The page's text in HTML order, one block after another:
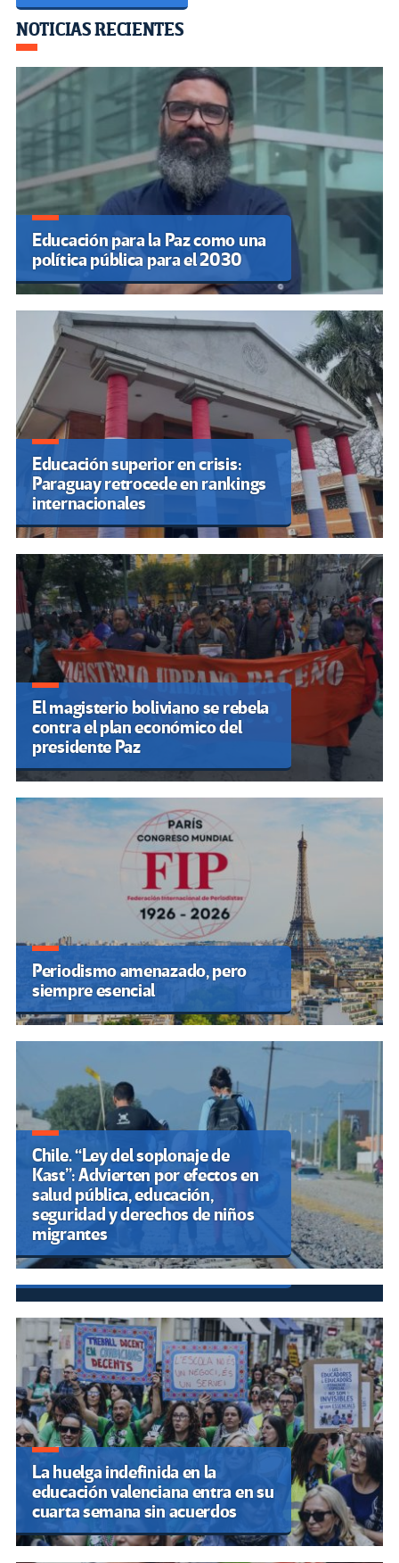
Navegación
de
entradas
NOTICIAS RECIENTES
Educación para la Paz como una
política pública para el 2030
Educación superior en crisis:
Paraguay retrocede en rankings
internacionales
El magisterio boliviano se rebela
contra el plan económico del
presidente Paz
Periodismo amenazado, pero
siempre esencial
Chile. “Ley del soplonaje de
Kast”: Advierten por efectos en
salud pública, educación,
seguridad y derechos de niños
migrantes
CNTE huelga nacional hoy 1 de
junio: calles cerradas y rutas en
CDMX y otros estados por
megamarcha y plantón
La huelga indefinida en la
educación valenciana entra en su
cuarta semana sin acuerdos